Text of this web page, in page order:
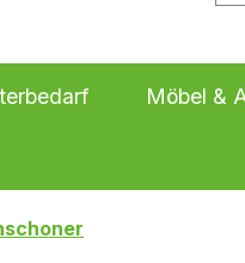
Möbel &